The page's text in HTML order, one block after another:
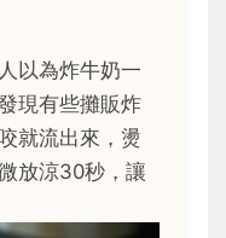
以為炸牛奶一
現有些攤販炸
就流出來，燙
放涼30秒，讓